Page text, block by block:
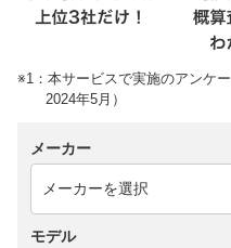
※1：本サービスで実施のアンケ
2024年5月）
メーカー
モデル